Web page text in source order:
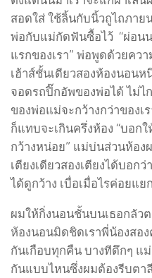
สอดใส่ ใช้ลิ้นกับนิ้วถูไถภา
พ่อกับแม่กัดฟันซื้อไว้ “ผ่อน
แรกของเรา” พ่อพูดด้วยคว
เฮ้าส์ชั้นเดียวสองห้องนอน
จอดรถปิ๊กอัพของพ่อได้ ไม่ไ
ของพ่อแม่จะกว้างกว่าของเ
ก็แทบจะเกินครึ่งห้อง “บอก
กว้างหน่อย” แม่บ่นส่วนห้อง
เตียงเดียวสองเตียงได้บอก
ได้ดูกว้าง เบื่อเมื่อไรค่อยแย
ผมให้กิ่งนอนชั้นบนเธอกลัว
ห้องนอนมิดชิดเราพี่น้องสอ
กันเกือบทุกคืน บางทีดึกๆ แ
กันแบบไหนซึ่งผมต้องรีบตา